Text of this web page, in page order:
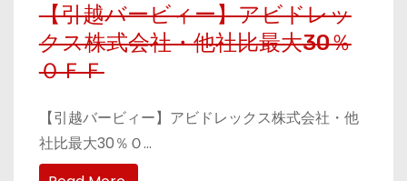
【引越バービィー】アビドレッ
クス株式会社・他社比最大30％
ＯＦＦ
【引越バービィー】アビドレックス株式会社・他
社比最大30％Ｏ…